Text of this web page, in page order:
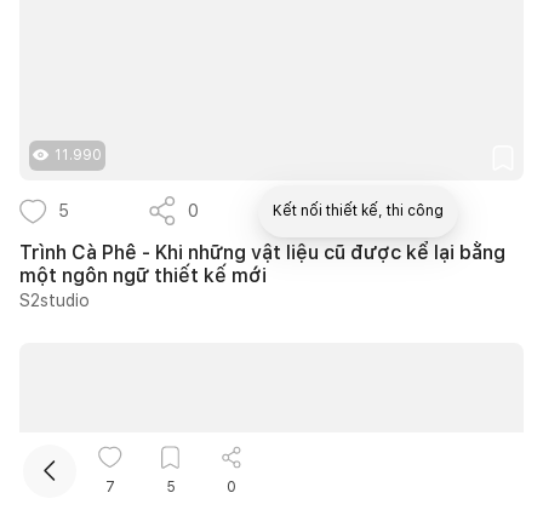
11.990
5 0 3
Trình Cà Phê - Khi những vật liệu cũ được kể lại bằng
một ngôn ngữ thiết kế mới
S2studio
7 5 0
Kết nối thiết kế, thi công